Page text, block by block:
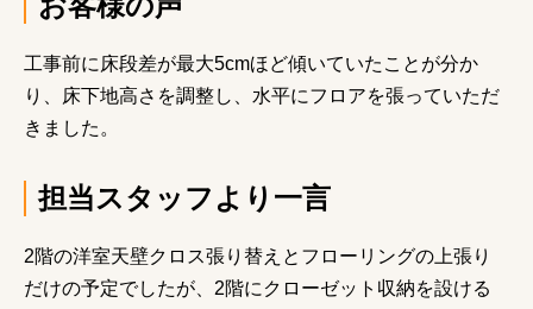
工事前に床段差が最大5cmほど傾いていたことが分か
り、床下地高さを調整し、水平にフロアを張っていただ
きました。
担当スタッフより一言
2階の洋室天壁クロス張り替えとフローリングの上張り
だけの予定でしたが、2階にクローゼット収納を設ける